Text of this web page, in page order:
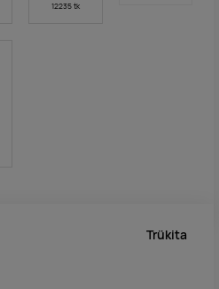
12235 tk
Trükita